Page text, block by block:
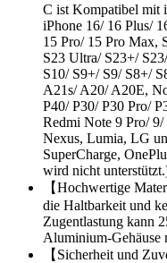
C ist Kompatibel mit
iPhone 16/ 16 Plus/
15 Pro/ 15 Pro Max,
S23 Ultra/ S23+/
S10/ S9+/ S9/ S8+/
A21s/ A20/ A20E,
P40/ P30/ P30 Pro/
Redmi Note 9 Pro/
Nexus, Lumia, LG
SuperCharge,
wird nicht
【Hochwertige
die Haltbarkeit und
Zugentlastung kann
Aluminium-Gehäuse
【Sicherheit und